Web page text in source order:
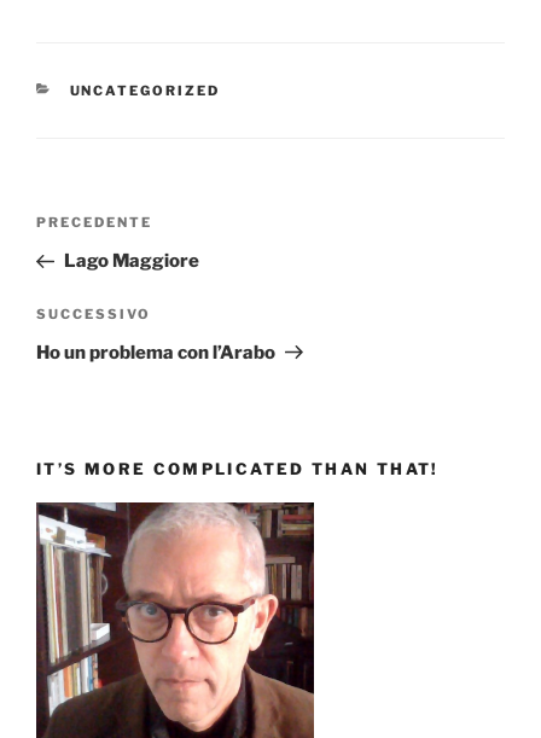
CATEGORIE
UNCATEGORIZED
Navigazione
Articolo
precedente:
PRECEDENTE
Lago Maggiore
Articolo
successivo
SUCCESSIVO
Ho un problema con l’Arabo
IT’S MORE COMPLICATED THAN THAT!